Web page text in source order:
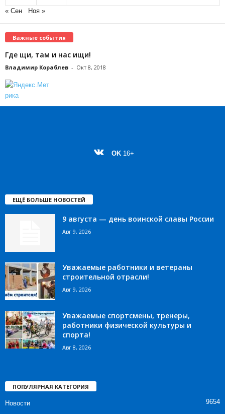
« Сен
Ноя »
Важные события
Где щи, там и нас ищи!
Владимир Кораблев - Окт 8, 2018
OK 16+
ЕЩЁ БОЛЬШЕ НОВОСТЕЙ
9 августа — день воинской славы России
Авг 9, 2026
Уважаемые работники и ветераны
строительной отрасли!
Авг 9, 2026
Уважаемые спортсмены, тренеры,
работники физической культуры и
спорта!
Авг 8, 2026
ПОПУЛЯРНАЯ КАТЕГОРИЯ
Новости
9654